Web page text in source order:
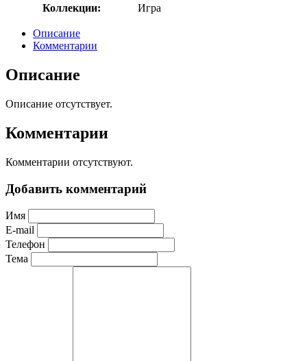
Коллекции:
Игра
Описание
Комментарии
Описание
Описание отсутствует.
Комментарии
Комментарии отсутствуют.
Добавить комментарий
Имя
E-mail
Телефон
Тема